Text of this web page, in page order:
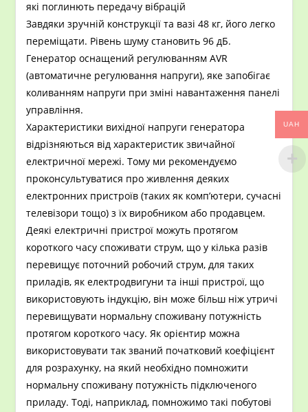
які поглинють передачу вібрацій
Завдяки зручній конструкції та вазі 48 кг, його легко
переміщати. Рівень шуму становить 96 дБ.
Генератор оснащений регулюванням AVR
(автоматичне регулювання напруги), яке запобігає
коливанням напруги при зміні навантаження панелі
управління.
Характеристики вихідної напруги генератора
відрізняються від характеристик звичайної
електричної мережі. Тому ми рекомендуємо
проконсультуватися про живлення деяких
електронних пристроїв (таких як комп’ютери, сучасні
телевізори тощо) з їх виробником або продавцем.
Деякі електричні пристрої можуть протягом
короткого часу споживати струм, що у кілька разів
перевищує поточний робочий струм, для таких
приладів, як електродвигуни та інші пристрої, що
використовують індукцію, він може більш ніж утричі
перевищувати нормальну споживану потужність
протягом короткого часу. Як орієнтир можна
використовувати так званий початковий коефіцієнт
для розрахунку, на який необхідно помножити
нормальну споживану потужність підключеного
приладу. Тоді, наприклад, помножимо такі побутові
UAH